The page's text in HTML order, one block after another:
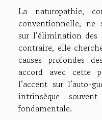
La naturopathie,
conventionnelle, ne
sur l’élimination
contraire, elle
causes profondes
accord avec cette
l’accent sur l’auto-
intrinsèque
fondamentale.